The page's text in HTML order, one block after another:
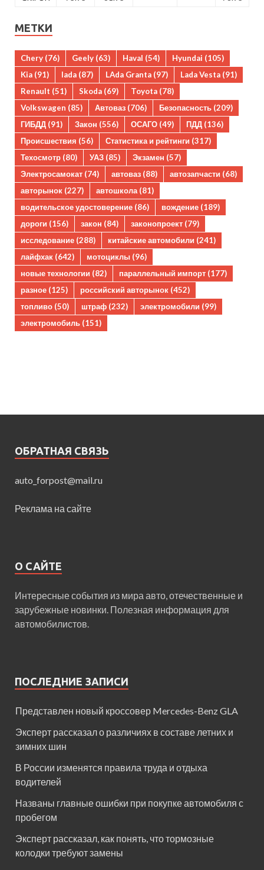
МЕТКИ
Chery (76) Geely (63) Haval (54) Hyundai (105)
Kia (91) lada (87) LAda Granta (97) Lada Vesta (91)
Renault (51) Skoda (69) Toyota (78)
Volkswagen (85) Автоваз (706) Безопасность (209)
ГИБДД (91) Закон (556) ОСАГО (49) ПДД (136)
Происшествия (56) Статистика и рейтинги (317)
Техосмотр (80) УАЗ (85) Экзамен (57)
Электросамокат (74) автоваз (88) автозапчасти (68)
авторынок (227) автошкола (81)
водительское удостоверение (86) вождение (189)
дороги (156) закон (84) законопроект (79)
исследование (288) китайские автомобили (241)
лайфхак (642) мотоциклы (96)
новые технологии (82) параллельный импорт (177)
разное (125) российский авторынок (452)
топливо (50) штраф (232) электромобили (99)
электромобиль (151)
ОБРАТНАЯ СВЯЗЬ
auto_forpost@mail.ru
Реклама на сайте
О САЙТЕ
Интересные события из мира авто, отечественные и
зарубежные новинки. Полезная информация для
автомобилистов.
ПОСЛЕДНИЕ ЗАПИСИ
Представлен новый кроссовер Mercedes-Benz GLA
Эксперт рассказал о различиях в составе летних и
зимних шин
В России изменятся правила труда и отдыха
водителей
Названы главные ошибки при покупке автомобиля с
пробегом
Эксперт рассказал, как понять, что тормозные
колодки требуют замены